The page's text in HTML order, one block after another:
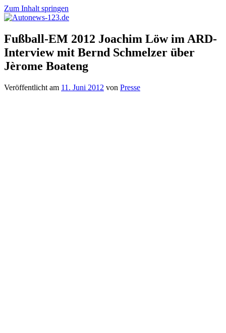
Zum Inhalt springen
Autonews-
123.de
Autonews
mit
Charme
Fußball-EM 2012 Joachim Löw im ARD-
Interview mit Bernd Schmelzer über
Jèrome Boateng
Veröffentlicht am 11. Juni 2012 von Presse